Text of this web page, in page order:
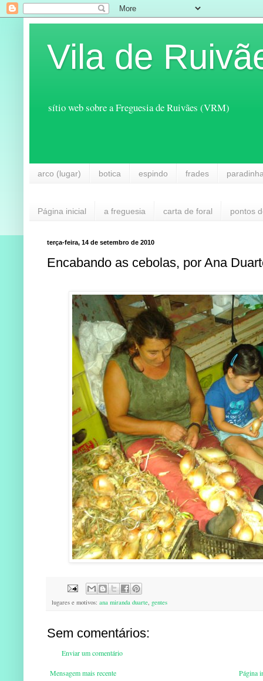
Vila de
sítio web sobre a Freguesia de Ruivães (VRM)
arco (lugar) botica espindo frades
Página inicial a freguesia carta de foral pontos
terça-feira, 14 de setembro de 2010
Encabando as cebolas, por Ana
lugares e motivos: ana miranda duarte, gentes
Sem comentários:
Enviar um comentário
Mensagem mais recente
Página